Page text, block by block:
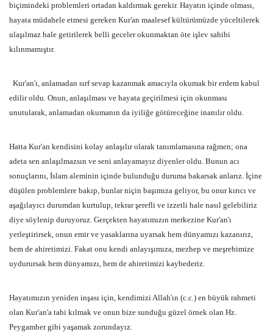
biçimindeki problemleri ortadan kaldırmak gerekir. Hayatın içinde olması,
hayata müdahele etmesi gereken Kur'an maalesef kültürümüzde yüceltilerek
ulaşılmaz hale getirilerek belli geceler okunmaktan öte işlev sahibi
kılınmamıştır.
Kur'an'ı, anlamadan sırf sevap kazanmak amacıyla okumak bir erdem kabul
edilir oldu. Onun, anlaşılması ve hayata geçirilmesi için okunması
unutularak, anlamadan okumanın da iyiliğe götüreceğine inanılır oldu.
Hatta Kur'an kendisini kolay anlaşılır olarak tanımlamasına rağmen; ona
adeta sen anlaşılmazsın ve seni anlayamayız diyenler oldu. Bunun acı
sonuçlarını, İslam aleminin içinde bulunduğu duruma bakarsak anlarız. İçine
düşülen problemlere bakıp, bunlar niçin başımıza geliyor, bu onur kırıcı ve
aşağılayıcı durumdan kurtulup, tekrar şerefli ve izzetli hale nasıl gelebiliriz
diye söylenip duruyoruz. Gerçekten hayatımızın merkezine Kur'an'ı
yerleştirirsek, onun emir ve yasaklarına uyarsak hem dünyamızı kazanırız,
hem de ahiretimizi. Fakat onu kendi anlayışımıza, mezhep ve meşrebimize
uydurursak hem dünyamızı, hem de ahiretimizi kaybederiz.
Hayatımızın yeniden inşası için, kendimizi Allah'ın (c.c.) en büyük rahmeti
olan Kur'an'a tabi kılmak ve onun bize sunduğu güzel örnek olan Hz.
Peygamber gibi yaşamak zorundayız.